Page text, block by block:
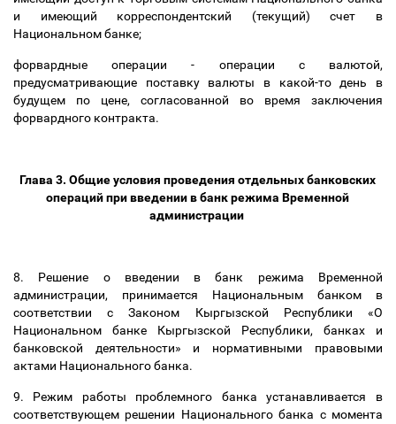
и имеющий корреспондентский (текущий) счет в
Национальном банке;
форвардные операции - операции с валютой,
предусматривающие поставку валюты в какой-то день в
будущем по цене, согласованной во время заключения
форвардного контракта.
Глава 3. Общие условия проведения отдельных банковских
операций при введении в банк режима Временной
администрации
8. Решение о введении в банк режима Временной
администрации, принимается Национальным банком в
соответствии с Законом Кыргызской Республики «О
Национальном банке Кыргызской Республики, банках и
банковской деятельности» и нормативными правовыми
актами Национального банка.
9. Режим работы проблемного банка устанавливается в
соответствующем решении Национального банка с момента